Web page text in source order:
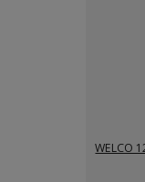
WELCO